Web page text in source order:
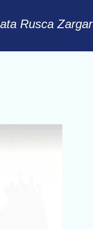
Rusca Zargar